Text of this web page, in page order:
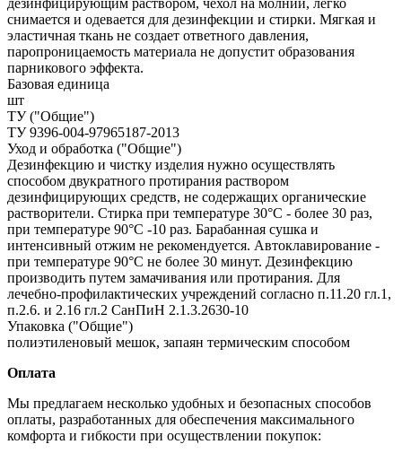
снимается и одевается для дезинфекции и стирки. Мягкая и
эластичная ткань не создает ответного давления,
паропроницаемость материала не допустит образования
парникового эффекта.
Базовая единица
шт
ТУ ("Общие")
ТУ 9396-004-97965187-2013
Уход и обработка ("Общие")
Дезинфекцию и чистку изделия нужно осуществлять
способом двукратного протирания раствором
дезинфицирующих средств, не содержащих органические
растворители. Стирка при температуре 30°С - более 30 раз,
при температуре 90°С -10 раз. Барабанная сушка и
интенсивный отжим не рекомендуется. Автоклавирование -
при температуре 90°С не более 30 минут. Дезинфекцию
производить путем замачивания или протирания. Для
лечебно-профилактических учреждений согласно п.11.20 гл.1,
п.2.6. и 2.16 гл.2 СанПиН 2.1.3.2630-10
Упаковка ("Общие")
полиэтиленовый мешок, запаян термическим способом
Оплата
Мы предлагаем несколько удобных и безопасных способов
оплаты, разработанных для обеспечения максимального
комфорта и гибкости при осуществлении покупок: